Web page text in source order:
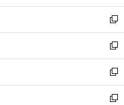
開
く
ウ
で
開
く
ン
ド
ウ
で
開
く
ウ
ィ
ン
ド
ウ
で
開
く
新
し
い
ウ
ィ
ン
ド
新
し
い
ウ
ィ
新
し
い
新